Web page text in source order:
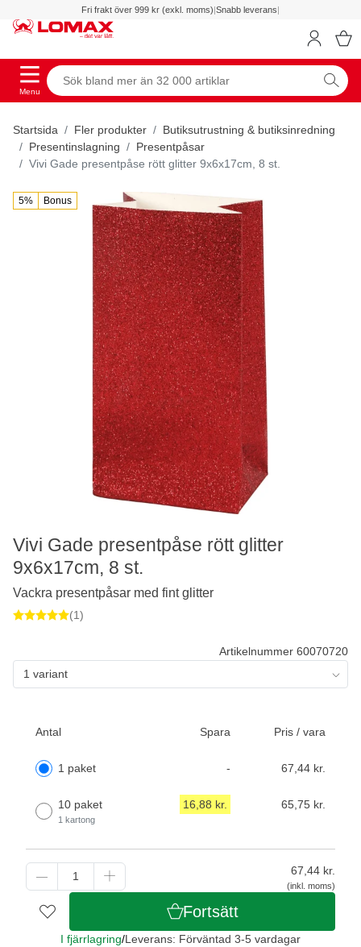
Fri frakt över 999 kr (exkl. moms)|Snabb leverans|
Menu
Startsida Fler produkter
Butiksutrustning & butiksinredning
Presentinslagning
Presentpåsar
Vivi Gade presentpåse rött glitter 9x6x17cm, 8 st.
5% Bonus
Artikelnummer 60070720
1 variant
Antal Spara Pris / vara
1 paket - 67,44 kr.
10 paket
1 kartong
16,88 kr. 65,75 kr.
67,44 kr.
(inkl. moms)
Fortsätt
I fjärrlagring/Leverans: Förväntad 3-5 vardagar
Vivi Gade presentpåse rött glitter
9x6x17cm, 8 st.
Vackra presentpåsar med fint glitter
(1)